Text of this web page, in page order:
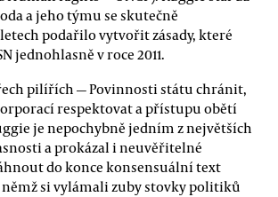
a jeho týmu se skutečně
podařilo vytvořit zásady, které
jednohlasně v roce 2011.
pilířích — Povinnosti státu chránit,
respektovat a přístupu obětí
je nepochybně jedním z největších
a prokázal i neuvěřitelné
do konce konsensuální text
si vylámali zuby stovky politiků